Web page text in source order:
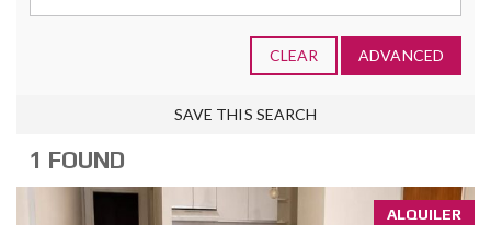
CLEAR ADVANCED
SAVE THIS SEARCH
1 FOUND
ALQUILER